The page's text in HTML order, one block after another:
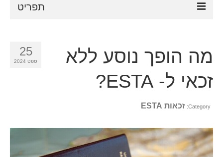
תפריט
דרישות ESTA
FAQ
חדשות
25
ספט 2024
מה הופך נוסע ללא
זכאי ל- ESTA?
Category: זכאות ESTA